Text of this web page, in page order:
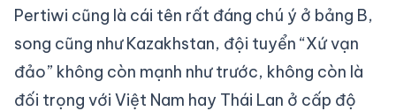
Pertiwi cũng là cái tên rất đáng chú ý ở bảng B,
song cũng như Kazakhstan, đội tuyển “Xứ vạn
đảo” không còn mạnh như trước, không còn là
đối trọng với Việt Nam hay Thái Lan ở cấp độ